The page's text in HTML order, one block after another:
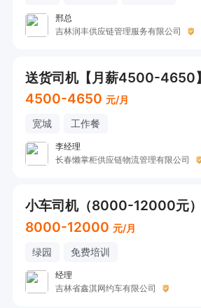
邢总
吉林润丰供应链管理服务有限公司
送货司机【月薪4500-4650】
4500-4650 元/月
宽城 工作餐
李经理
长春懒掌柜供应链物流管理有限公司
小车司机（8000-12000元）
8000-12000 元/月
绿园 免费培训
经理
吉林省鑫淇网约车有限公司